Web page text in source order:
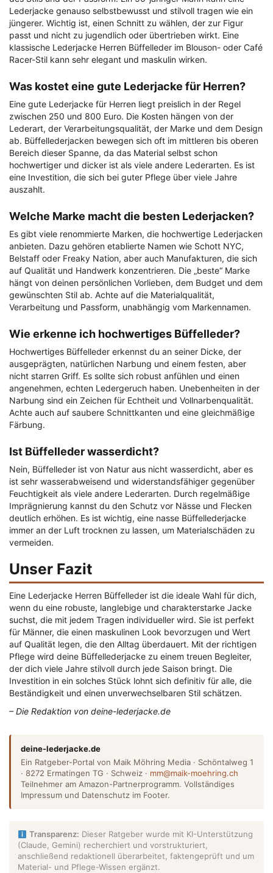
Lederjacke genauso selbstbewusst und stilvoll tragen wie ein
jüngerer. Wichtig ist, einen Schnitt zu wählen, der zur Figur
passt und nicht zu jugendlich oder übertrieben wirkt. Eine
klassische Lederjacke Herren Büffelleder im Blouson- oder Café
Racer-Stil kann sehr elegant und maskulin wirken.
Was kostet eine gute Lederjacke für Herren?
Eine gute Lederjacke für Herren liegt preislich in der Regel
zwischen 250 und 800 Euro. Die Kosten hängen von der
Lederart, der Verarbeitungsqualität, der Marke und dem Design
ab. Büffellederjacken bewegen sich oft im mittleren bis oberen
Bereich dieser Spanne, da das Material selbst schon
hochwertiger und dicker ist als viele andere Lederarten. Es ist
eine Investition, die sich bei guter Pflege über viele Jahre
auszahlt.
Welche Marke macht die besten Lederjacken?
Es gibt viele renommierte Marken, die hochwertige Lederjacken
anbieten. Dazu gehören etablierte Namen wie Schott NYC,
Belstaff oder Freaky Nation, aber auch Manufakturen, die sich
auf Qualität und Handwerk konzentrieren. Die „beste“ Marke
hängt von deinen persönlichen Vorlieben, dem Budget und dem
gewünschten Stil ab. Achte auf die Materialqualität,
Verarbeitung und Passform, unabhängig vom Markennamen.
Wie erkenne ich hochwertiges Büffelleder?
Hochwertiges Büffelleder erkennst du an seiner Dicke, der
ausgeprägten, natürlichen Narbung und einem festen, aber
nicht starren Griff. Es sollte sich robust anfühlen und einen
angenehmen, echten Ledergeruch haben. Unebenheiten in der
Narbung sind ein Zeichen für Echtheit und Vollnarbenqualität.
Achte auch auf saubere Schnittkanten und eine gleichmäßige
Färbung.
Ist Büffelleder wasserdicht?
Nein, Büffelleder ist von Natur aus nicht wasserdicht, aber es
ist sehr wasserabweisend und widerstandsfähiger gegenüber
Feuchtigkeit als viele andere Lederarten. Durch regelmäßige
Imprägnierung kannst du den Schutz vor Nässe und Flecken
deutlich erhöhen. Es ist wichtig, eine nasse Büffellederjacke
immer an der Luft trocknen zu lassen, um Materialschäden zu
vermeiden.
Unser Fazit
Eine Lederjacke Herren Büffelleder ist die ideale Wahl für dich,
wenn du eine robuste, langlebige und charakterstarke Jacke
suchst, die mit jedem Tragen individueller wird. Sie ist perfekt
für Männer, die einen maskulinen Look bevorzugen und Wert
auf Qualität legen, die den Alltag überdauert. Mit der richtigen
Pflege wird deine Büffellederjacke zu einem treuen Begleiter,
der dich viele Jahre stilvoll durch jede Saison bringt. Die
Investition in ein solches Stück lohnt sich definitiv für alle, die
Beständigkeit und einen unverwechselbaren Stil schätzen.
– Die Redaktion von deine-lederjacke.de
deine-lederjacke.de
Ein Ratgeber-Portal von Maik Möhring Media · Schöntalweg 1
· 8272 Ermatingen TG · Schweiz · mm@maik-moehring.ch
Teilnehmer am Amazon-Partnerprogramm. Vollständiges
Impressum und Datenschutz im Footer.
Transparenz: Dieser Ratgeber wurde mit KI-Unterstützung
(Claude, Gemini) recherchiert und vorstrukturiert,
anschließend redaktionell überarbeitet, faktengeprüft und um
Material- und Pflege-Wissen ergänzt.